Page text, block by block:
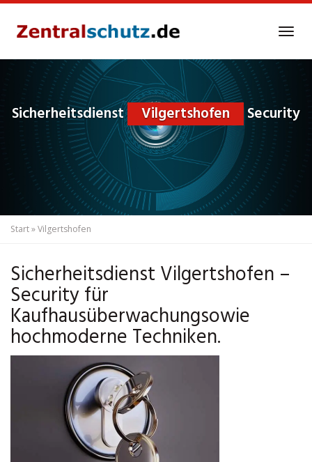
content
Sicherheitsdienst Vilgertshofen Security
Start»Vilgertshofen
Sicherheitsdienst Vilgertshofen –
Security für
Kaufhausüberwachungsowie
hochmoderne Techniken.